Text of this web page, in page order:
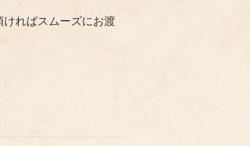
ればスムーズにお渡